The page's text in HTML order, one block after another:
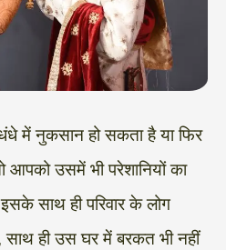
में नुकसान हो सकता है या फिर
उसमें भी परेशानियों का
साथ ही परिवार के लोग
साथ ही उस घर में बरकत भी नहीं